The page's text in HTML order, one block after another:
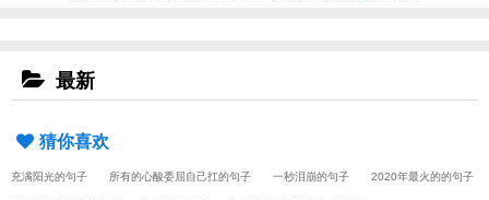
最新
猜你喜欢
充满阳光的句子 所有的心酸委屈自己扛的句子 一秒泪崩的句子 2020年最火的的句子